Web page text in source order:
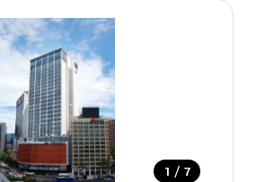
1 / 7